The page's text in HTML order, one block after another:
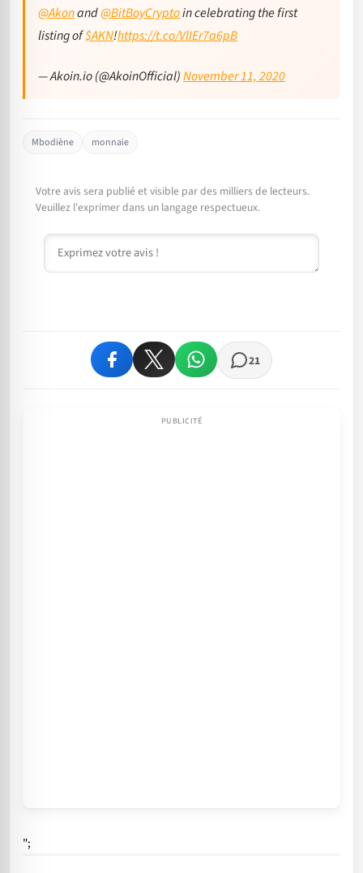
@Akonand@BitBoyCryptoin celebrating the first
listing of$AKN!https://t.co/VlIEr7a6pB
— Akoin.io (@AkoinOfficial)November 11, 2020
Mbodiène monnaie
Votre avis sera publié et visible par des milliers de lecteurs.
Veuillez l'exprimer dans un langage respectueux.
Commentaire
21
";